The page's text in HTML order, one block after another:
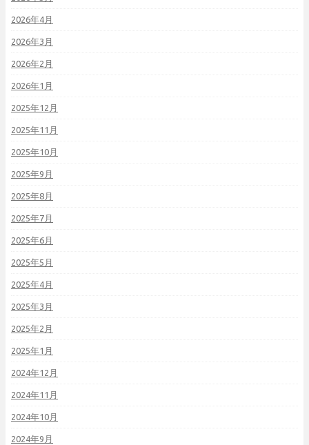
2026年4月
2026年3月
2026年2月
2026年1月
2025年12月
2025年11月
2025年10月
2025年9月
2025年8月
2025年7月
2025年6月
2025年5月
2025年4月
2025年3月
2025年2月
2025年1月
2024年12月
2024年11月
2024年10月
2024年9月